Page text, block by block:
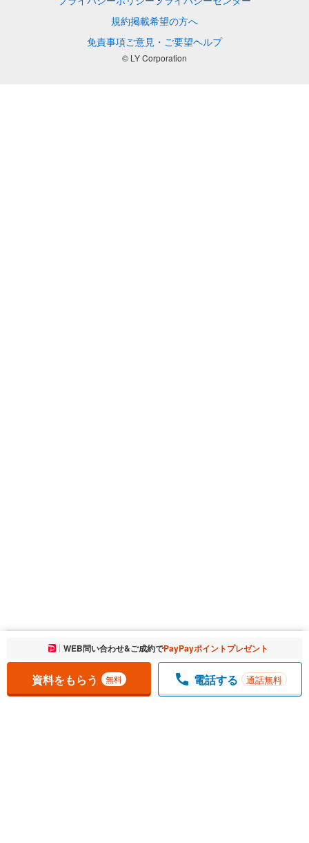
お気に入りに追加しました。 一覧を開く
WEB問い合わせ&ご成約でPayPayポイントプレゼント
資料をもらう 無料 電話する 通話無料
規約掲載希望の方へ
免責事項ご意見・ご要望ヘルプ
© LY Corporation